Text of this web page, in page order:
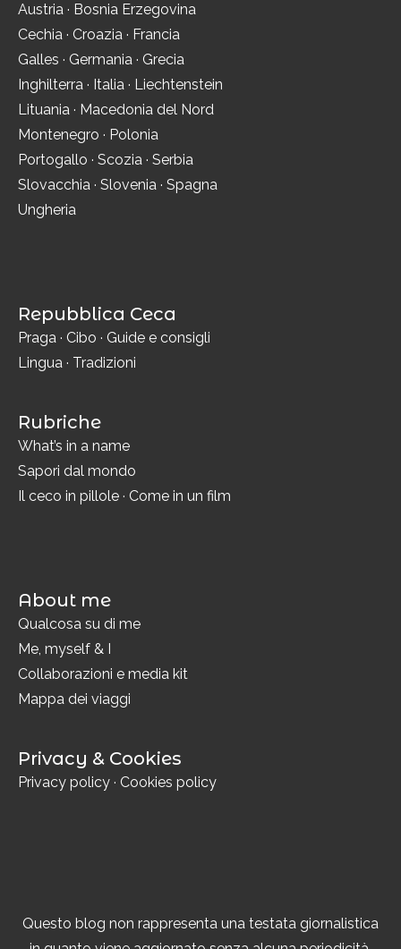
Austria · Bosnia Erzegovina
Cechia · Croazia · Francia
Galles · Germania · Grecia
Inghilterra · Italia · Liechtenstein
Lituania · Macedonia del Nord
Montenegro · Polonia
Portogallo · Scozia · Serbia
Slovacchia · Slovenia · Spagna
Ungheria
Repubblica Ceca
Praga · Cibo · Guide e consigli
Lingua · Tradizioni
Rubriche
What’s in a name
Sapori dal mondo
Il ceco in pillole · Come in un film
About me
Qualcosa su di me
Me, myself & I
Collaborazioni e media kit
Mappa dei viaggi
Privacy & Cookies
Privacy policy · Cookies policy
Questo blog non rappresenta una testata giornalistica